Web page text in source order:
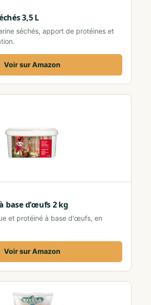
3,5 L
séchés, apport de protéines et
Voir sur Amazon
base d'œufs 2 kg
et protéiné à base d'œufs, en
Voir sur Amazon